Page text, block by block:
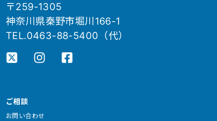
〒259-1305
神奈川県秦野市堀川166-1
TEL.0463-88-5400（代）
ご相談
お問い合わせ